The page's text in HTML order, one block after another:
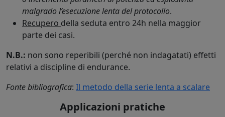
malgrado l’esecuzione lenta del protocollo.
Recupero della seduta entro 24h nella maggior
parte dei casi.
N.B.: non sono reperibili (perché non indagatati) effetti
relativi a discipline di endurance.
Fonte bibliografica: Il metodo della serie lenta a scalare
Applicazioni pratiche